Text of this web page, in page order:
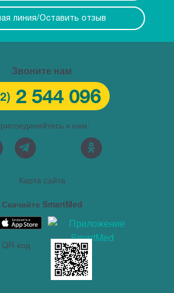
линия/Оставить отзыв
Звоните нам
2 544 096
к нам:
Карта сайта
Скачайте SmartMed
код